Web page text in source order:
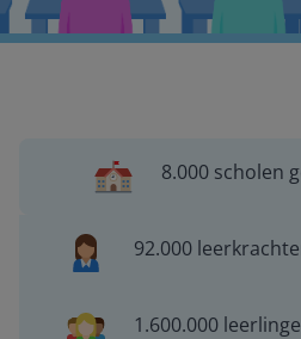
8.000 scholen
92.000
1.600.000